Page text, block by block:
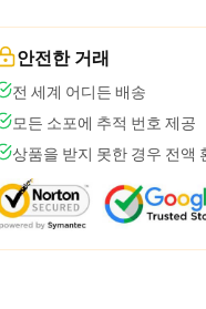
안전한 거래
전 세계 어디든 배송
모든 소포에 추적 번호 제공
상품을 받지 못한 경우 전액